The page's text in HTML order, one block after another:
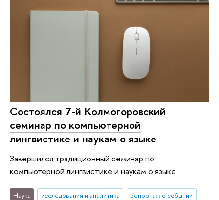
Состоялся 7-й Колмогоровский
семинар по компьютерной
лингвистике и наукам о языке
Завершился традиционный семинар по
компьютерной лингвистике и наукам о языке
Наука исследования и аналитика репортаж о событии